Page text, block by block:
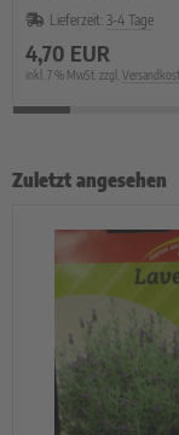
Lieferzeit: 3-4 Tage
4,70 EUR
inkl. 7 % MwSt. zzgl.
Zuletzt angesehen